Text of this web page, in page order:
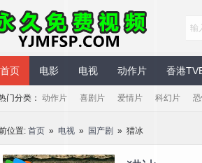
久免费视频
首页 电影 电视 动作片 香港
门分类： 动作片 喜剧片 爱情片 科幻片
位置: 首页 » 电视 » 国产剧 » 猎冰